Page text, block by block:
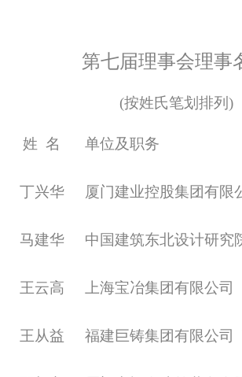
第七届理事会理事
(按姓氏笔划排列)
姓 名 单位及职务
丁兴华 厦门建业控股集团有限
马建华 中国建筑东北设计研究
王云高 上海宝冶集团有限公司
王从益 福建巨铸集团有限公司